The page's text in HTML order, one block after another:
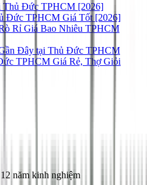
Thủ Đức TPHCM [2026]
Đức TPHCM Giá Tốt [2026]
Rỉ Giá Bao Nhiêu TPHCM
Đây tại Thủ Đức TPHCM
TPHCM Giá Rẻ, Thợ Giỏi
12 năm kinh nghiệm